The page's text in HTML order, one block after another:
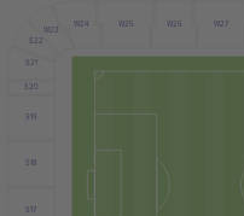
S17
S18
S19
S20
S21
S22
W23 W24 W25 W26 W27